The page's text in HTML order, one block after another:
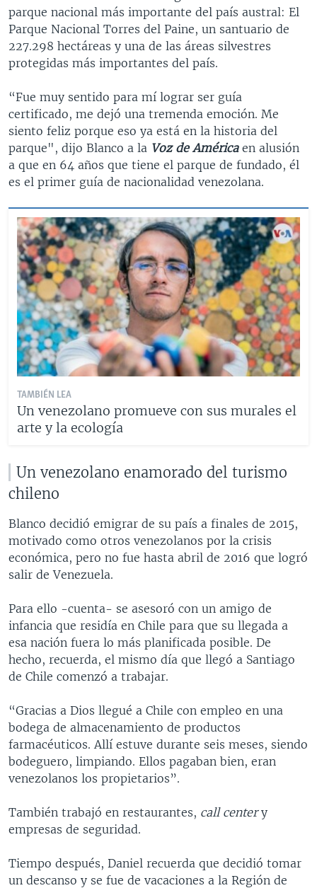
parque nacional más importante del país austral: El
Parque Nacional Torres del Paine, un santuario de
227.298 hectáreas y una de las áreas silvestres
protegidas más importantes del país.
“Fue muy sentido para mí lograr ser guía
certificado, me dejó una tremenda emoción. Me
siento feliz porque eso ya está en la historia del
parque", dijo Blanco a la Voz de Américaen alusión
a que en 64 años que tiene el parque de fundado, él
es el primer guía de nacionalidad venezolana.
TAMBIÉN LEA
Un venezolano promueve con sus murales el
arte y la ecología
Un venezolano enamorado del turismo
chileno
Blanco decidió emigrar de su país a finales de 2015,
motivado como otros venezolanos por la crisis
económica, pero no fue hasta abril de 2016 que logró
salir de Venezuela.
Para ello -cuenta- se asesoró con un amigo de
infancia que residía en Chile para que su llegada a
esa nación fuera lo más planificada posible. De
hecho, recuerda, el mismo día que llegó a Santiago
de Chile comenzó a trabajar.
“Gracias a Dios llegué a Chile con empleo en una
bodega de almacenamiento de productos
farmacéuticos. Allí estuve durante seis meses, siendo
bodeguero, limpiando. Ellos pagaban bien, eran
venezolanos los propietarios”.
También trabajó en restaurantes, call centery
empresas de seguridad.
Tiempo después, Daniel recuerda que decidió tomar
un descanso y se fue de vacaciones a la Región de